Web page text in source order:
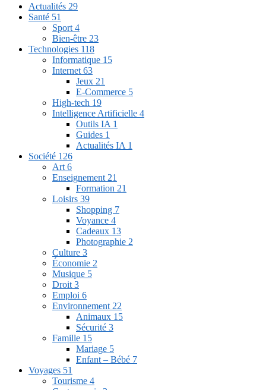
Actualités 29
Santé 51
Sport 4
Bien-être 23
Technologies 118
Informatique 15
Internet 63
Jeux 21
E-Commerce 5
High-tech 19
Intelligence Artificielle 4
Outils IA 1
Guides 1
Actualités IA 1
Société 126
Art 6
Enseignement 21
Formation 21
Loisirs 39
Shopping 7
Voyance 4
Cadeaux 13
Photographie 2
Culture 3
Économie 2
Musique 5
Droit 3
Emploi 6
Environnement 22
Animaux 15
Sécurité 3
Famille 15
Mariage 5
Enfant – Bébé 7
Voyages 51
Tourisme 4